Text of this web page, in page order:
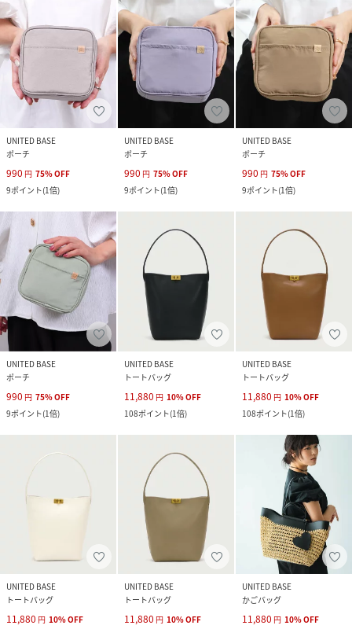
UNITED BASE
ポーチ
990 円 75%OFF
9ポイント(1倍)
UNITED BASE
ポーチ
990 円 75%OFF
9ポイント(1倍)
UNITED BASE
ポーチ
990 円 75%OFF
9ポイント(1倍)
UNITED BASE
ポーチ
990 円 75%OFF
9ポイント(1倍)
UNITED BASE
トートバッグ
11,880 円 10%OFF
108ポイント(1倍)
UNITED BASE
トートバッグ
11,880 円 10%OFF
108ポイント(1倍)
UNITED BASE
トートバッグ
11,880 円 10%OFF
UNITED BASE
トートバッグ
11,880 円 10%OFF
UNITED BASE
かごバッグ
11,880 円 10%OFF